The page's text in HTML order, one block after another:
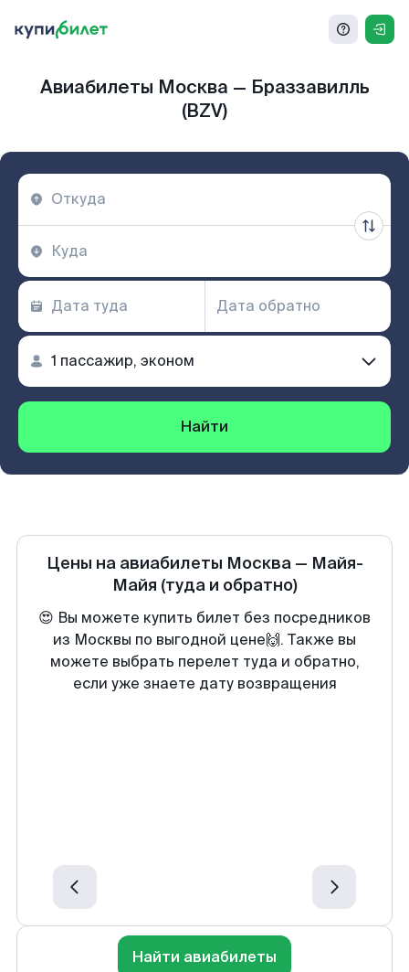
Авиабилеты Москва — Браззавилль
(BZV)
Найти
Цены на авиабилеты Москва— Майя-
Майя (туда и обратно)
😍 Вы можете купить билет без посредников
из Москвы по выгодной цене🙌. Также вы
можете выбрать перелет туда и обратно,
если уже знаете дату возвращения
Найти авиабилеты